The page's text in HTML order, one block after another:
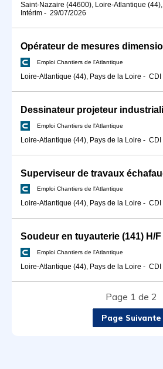
Saint-Nazaire (44600), Loire-Atlantique
Intérim - 29/07/2026
Opérateur de mesures
Emploi Chantiers de l'Atlantique
Loire-Atlantique (44), Pays de la Loire - CDI
Emploi Chantiers de l'Atlantique
Loire-Atlantique (44), Pays de la Loire - CDI
Superviseur de travaux
Emploi Chantiers de l'Atlantique
Loire-Atlantique (44), Pays de la Loire - CDI
Soudeur en tuyauterie (141) H/F
Emploi Chantiers de l'Atlantique
Loire-Atlantique (44), Pays de la Loire - CDI
Page 1 de 2
Page Suivante